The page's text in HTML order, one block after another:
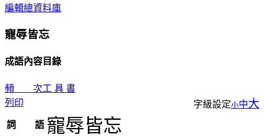
編輯總資料庫
寵辱皆忘
成語內容目錄
頻 次工 具 書
列印
字級設定小中大
詞 語 寵辱皆忘